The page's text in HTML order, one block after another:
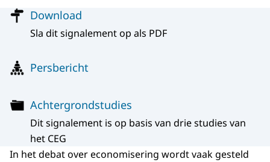
MenuDownload
Sla dit signalement op als PDF
Persbericht
Achtergrondstudies
Dit signalement is op basis van drie studies van
het CEG
In het debat over economisering wordt vaak gesteld